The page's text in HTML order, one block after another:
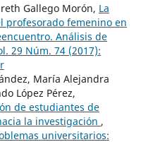
Gallego Morón, La
profesorado femenino en
Análisis de
29 Núm. 74 (2017):
María Alejandra
López Pérez,
de estudiantes de
la investigación ,
universitarios: